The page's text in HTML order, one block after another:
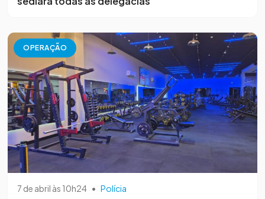
OPERAÇÃO
7 de abril às 10h24 • Polícia